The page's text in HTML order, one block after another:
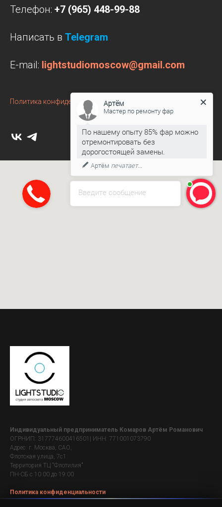
Телефон: +7 (965) 448-99-88
Написать в Telegram
E-mail: lightstudiomoscow@gmail.com
Политика конфиденциальности
Индивидуальный предприниматель Комаров Артём Романович
ОГРНИП: 317774600416501| ИНН: 771001073790
Адрес: г. Москва, САО,
Флотская улица, 7с1
Территория ТЦ "Флотилия"
ПН-СБ с 10:00 до 19:00
Политика конфиденциальности
Введите сообщение
Артём
Мастер по ремонту фар
По нашему опыту 85% фар можно
отремонтировать без
дорогостоящей замены.
Артём печатает...